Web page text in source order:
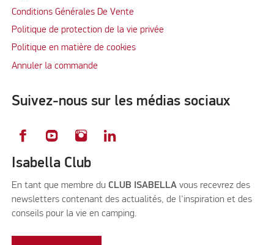
Conditions Générales De Vente
Politique de protection de la vie privée
Politique en matière de cookies
Annuler la commande
Suivez-nous sur les médias sociaux
Isabella Club
En tant que membre du CLUB ISABELLA vous recevrez des
newsletters contenant des actualités, de l'inspiration et des
conseils pour la vie en camping.